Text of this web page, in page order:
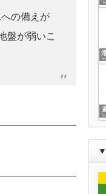
の備えが
盤が弱いこ